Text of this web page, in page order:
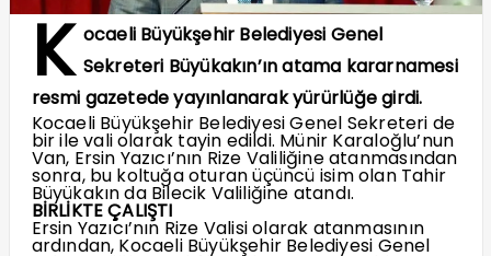
K ocaeli Büyükşehir Belediyesi Genel
Sekreteri Büyükakın’ın atama kararnamesi
resmi gazetede yayınlanarak yürürlüğe girdi.
Kocaeli Büyükşehir Belediyesi Genel Sekreteri de
bir ile vali olarak tayin edildi. Münir Karaloğlu’nun
Van, Ersin Yazıcı’nın Rize Valiliğine atanmasından
sonra, bu koltuğa oturan üçüncü isim olan Tahir
Büyükakın da Bilecik Valiliğine atandı.
BİRLİKTE ÇALIŞTI
Ersin Yazıcı’nın Rize Valisi olarak atanmasının
ardından, Kocaeli Büyükşehir Belediyesi Genel